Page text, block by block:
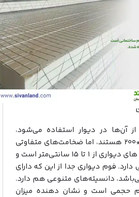
آن‌ها در دیوار استفاده می‌شود،
معمولا دارای ابعاد ۱۰۰*۲۰۰ هستند، اما ضخامت‌های متفاوتی
دارند. ضخامت یونولیت های دیواری از ۱ تا ۱۵ سانتی‌متر است و
فوم دیواری جدا از این که دارای
دانسیته‌های متنوعی هم دارد.
حجمی است و نشان دهنده میزان